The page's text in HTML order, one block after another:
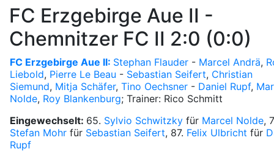
FC Erzgebirge Aue II -
Chemnitzer FC II 2:0 (0:0)
FC Erzgebirge Aue II: Stephan Flauder - Marcel Andrä,
Liebold, Pierre Le Beau - Sebastian Seifert, Christian
Siemund, Mitja Schäfer, Tino Oechsner - Daniel Rupf,
Nolde, Roy Blankenburg; Trainer: Rico Schmitt
Eingewechselt: 65. Sylvio Schwitzky für Marcel Nolde,
Stefan Mohr für Sebastian Seifert, 87. Felix Ulbricht für
Rupf